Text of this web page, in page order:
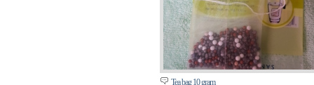
Tea bag 10 gram